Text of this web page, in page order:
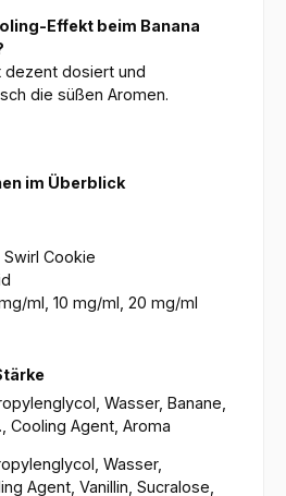
Effekt beim Banana
dezent dosiert und
die süßen Aromen.
im Überblick
Swirl Cookie
ml, 10 mg/ml, 20 mg/ml
Wasser, Banane,
Cooling Agent, Aroma
Wasser,
Agent, Vanillin, Sucralose,